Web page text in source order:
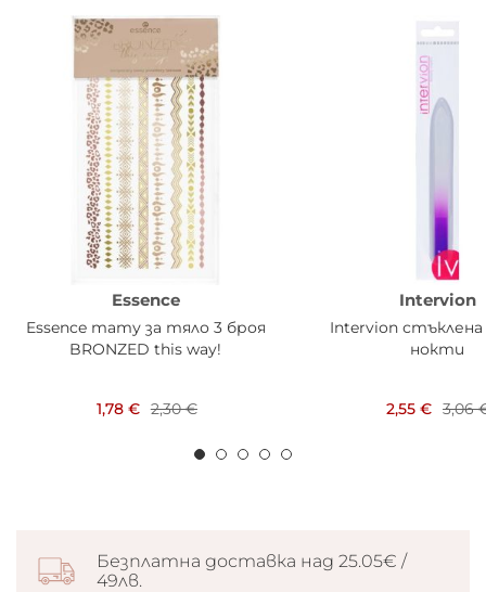
Essence
Essence тату за тяло 3 броя
BRONZED this way!
1,78 € 2,30 €
Intervion
Intervion стъклена
нокти
2,55 € 3,06
Безплатна доставка над 25.05€ /
49лв.